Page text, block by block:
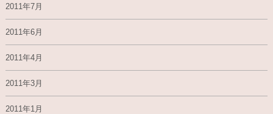
2011年7月
2011年6月
2011年4月
2011年3月
2011年1月